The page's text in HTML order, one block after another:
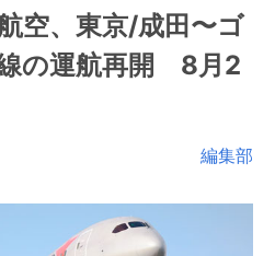
空、東京/成田〜ゴ
の運航再開 8月2
編集部